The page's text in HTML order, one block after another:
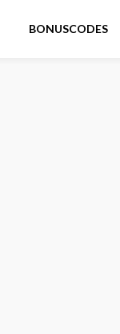
BONUSCODES